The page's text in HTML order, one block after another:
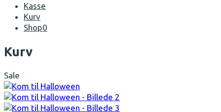
Kasse
Kurv
Shop0
Open
Mobile
Kurv
Sale